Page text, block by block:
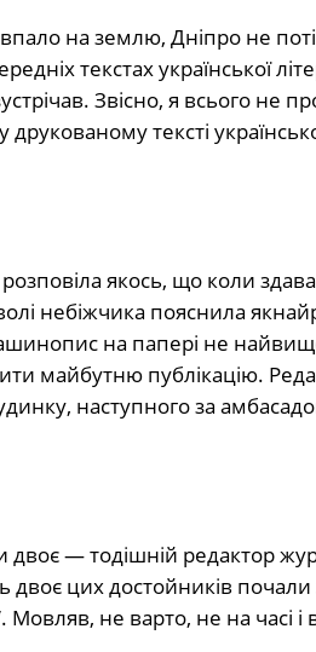
на землю, Дніпро не
текстах української
Звісно, я всього не
друкованому тексті
якось, що коли
небіжчика пояснила
на папері не
майбутню публікацію.
наступного за
двоє — тодішній редактор
двоє цих достойників
Мовляв, не варто, не на часі і